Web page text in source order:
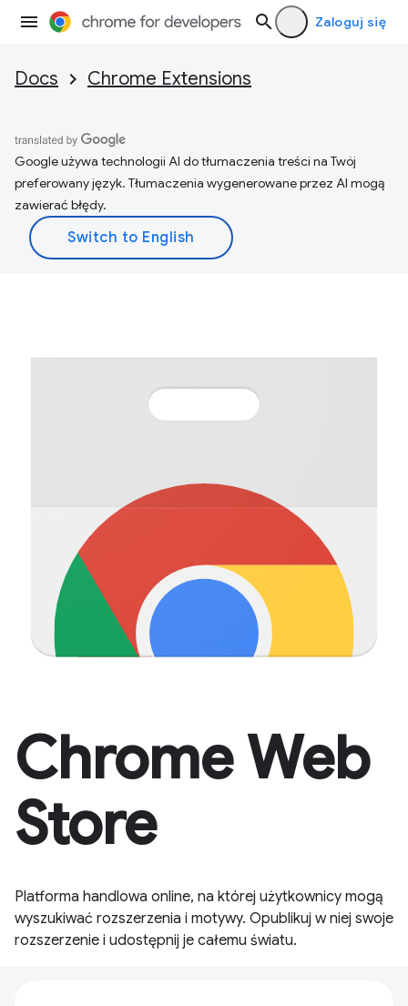
Zaloguj się
Docs Chrome Extensions
Google używa technologii AI do tłumaczenia treści na Twój
preferowany język. Tłumaczenia wygenerowane przez AI mogą
zawierać błędy.
Chrome Web
Store
Platforma handlowa online, na której użytkownicy mogą
wyszukiwać rozszerzenia i motywy. Opublikuj w niej swoje
rozszerzenie i udostępnij je całemu światu.